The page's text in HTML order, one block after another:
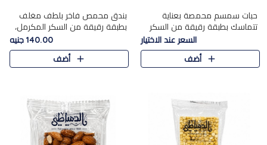
حبات سمسم محمصة بعناية
تتماسك بطبقة رقيقة من السكر
المكرمل، لتقدم طعم السمسم
المميز وقرمشتة التي ارتبطت ببهجة
المولد عبر الأجيال.
السعر عند الاختيار
أضف
بندق محمص فاخر بلطف مغلف
بطبقة رقيقة من السكر المكرمل،
يجمع بين النكهة الغنية ناتي
والقرمشة الراقية المرضية في
حلوى شرقية أنيقه بطابع مميز.
140.00 جنيه
أضف